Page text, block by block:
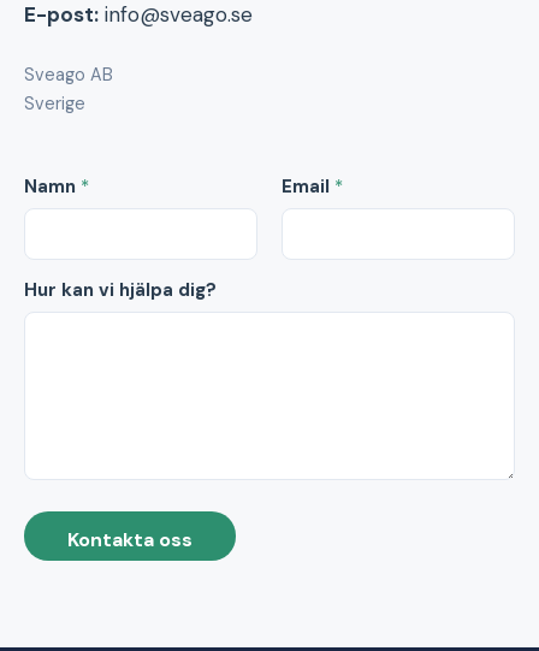
E-post: info@sveago.se
Sveago AB
Sverige
Namn * Email *
Hur kan vi hjälpa dig?
Kontakta oss